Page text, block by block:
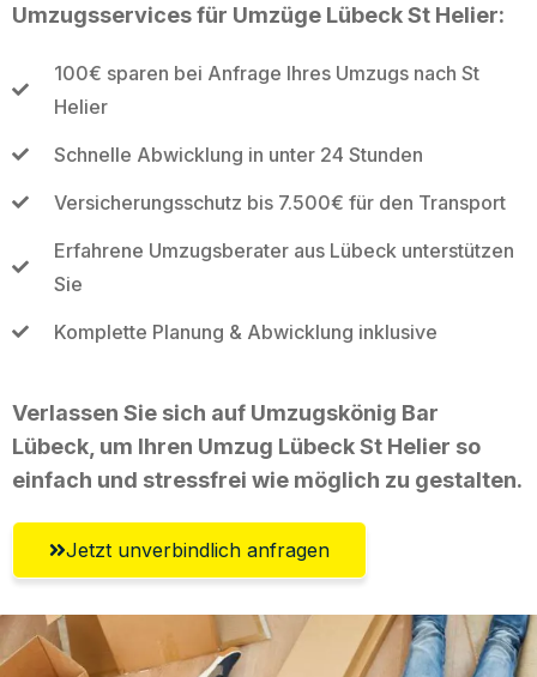
Umzugsservices für Umzüge Lübeck St Helier:
100€ sparen bei Anfrage Ihres Umzugs nach St
Helier
Schnelle Abwicklung in unter 24 Stunden
Versicherungsschutz bis 7.500€ für den Transport
Erfahrene Umzugsberater aus Lübeck unterstützen
Sie
Komplette Planung & Abwicklung inklusive
Verlassen Sie sich auf Umzugskönig Bar
Lübeck, um Ihren Umzug Lübeck St Helier so
einfach und stressfrei wie möglich zu gestalten.
Jetzt unverbindlich anfragen